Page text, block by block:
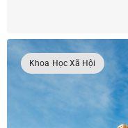
Khoa Học Xã Hội